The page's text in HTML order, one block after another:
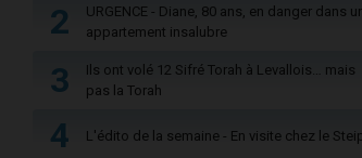
2
URGENCE - Diane, 80 ans, en danger dans
appartement insalubre
3
Ils ont volé 12 Sifré Torah à Levallois… mais
pas la Torah
4 L'édito de la semaine - En visite chez le